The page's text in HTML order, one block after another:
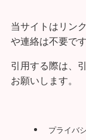
当サイトはリン
や連絡は不要です
引用する際は、
お願いします。
プライバ